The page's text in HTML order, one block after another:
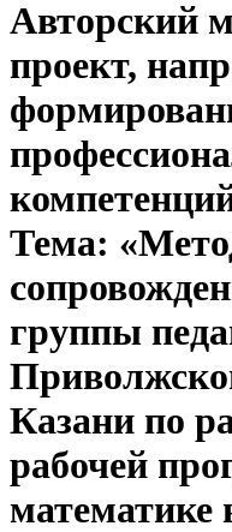
Авторский
проект,
Тема:
группы
Казани по
рабочей
математике